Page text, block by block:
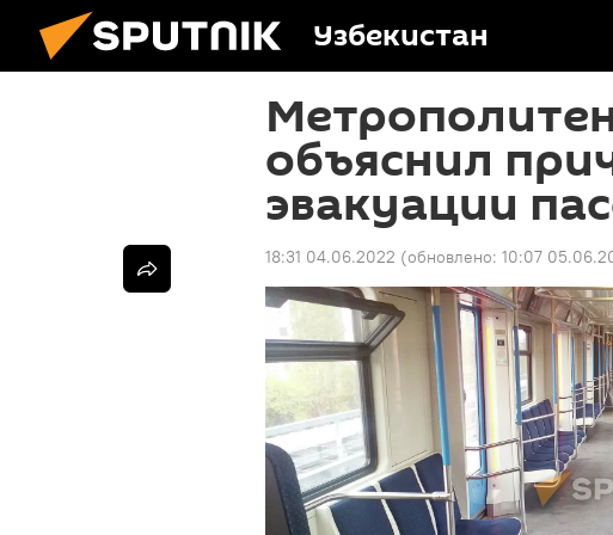
Узбекистан
объяснил
эвакуации
18:31 04.06.2022 (обновлено: 10:07